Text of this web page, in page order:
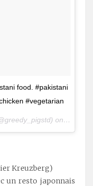
food. #pakistani
#vegetarian
A photo posted by greedy_pigstd (@greedy_pigstd) onJun 16,
Kreuzberg)
un resto japonnais